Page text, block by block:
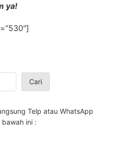
ya!
Cari
Telp atau WhatsApp
ini :